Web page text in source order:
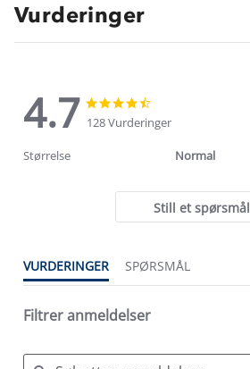
Vurderinger
4.7
4.7
star
rating
star
rating
128 Vurderinger
Størrelse Normal
Still et spørsmål
VURDERINGER SPØRSMÅL
Filtrer anmeldelser